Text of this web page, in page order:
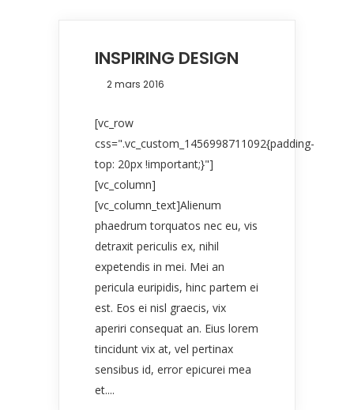
INSPIRING DESIGN
2 mars 2016
[vc_row
css=".vc_custom_1456998711092{padding-
top: 20px !important;}"]
[vc_column]
[vc_column_text]Alienum
phaedrum torquatos nec eu, vis
detraxit periculis ex, nihil
expetendis in mei. Mei an
pericula euripidis, hinc partem ei
est. Eos ei nisl graecis, vix
aperiri consequat an. Eius lorem
tincidunt vix at, vel pertinax
sensibus id, error epicurei mea
et....